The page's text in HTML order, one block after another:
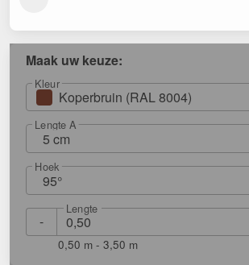
Maak uw keuze:
Kleur
Koperbruin (RAL 8004)
Lengte A
5 cm
Hoek
95°
-
Lengte
0,50 m - 3,50 m